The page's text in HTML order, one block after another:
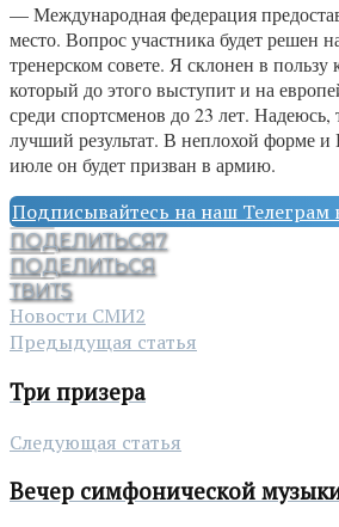
— Международная федерация
место. Вопрос участника будет решен
тренерском совете. Я склонен в
который до этого выступит и на
среди спортсменов до 23 лет.
лучший результат. В неплохой форме
июле он будет призван в армию.
Подписывайтесь на наш Телеграм
ПОДЕЛИТЬСЯ7
ПОДЕЛИТЬСЯ
ТВИТ5
Новости СМИ2
Предыдущая статья
Три призера
Следующая статья
Вечер симфонической